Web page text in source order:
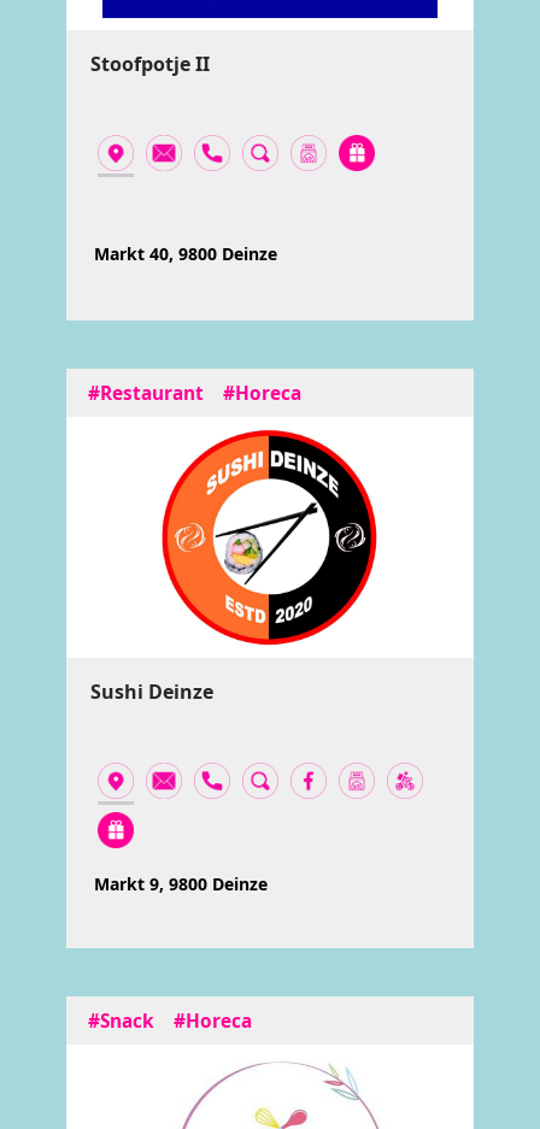
Stoofpotje II
Markt 40, 9800 Deinze
#Restaurant #Horeca
Sushi Deinze
Markt 9, 9800 Deinze
#Snack #Horeca